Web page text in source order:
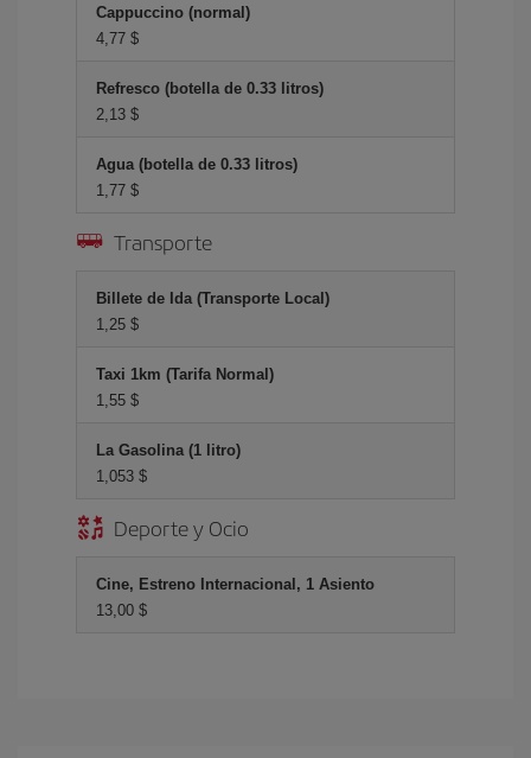
Cappuccino (normal)
4,77 $
Refresco (botella de 0.33 litros)
2,13 $
Agua (botella de 0.33 litros)
1,77 $
Transporte
Billete de Ida (Transporte Local)
1,25 $
Taxi 1km (Tarifa Normal)
1,55 $
La Gasolina (1 litro)
1,053 $
Deporte y Ocio
Cine, Estreno Internacional, 1 Asiento
13,00 $